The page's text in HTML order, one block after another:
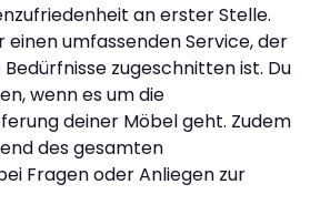
an erster Stelle.
einen umfassenden Service, der
zugeschnitten ist. Du
wenn es um die
deiner Möbel geht. Zudem
des gesamten
Fragen oder Anliegen zur